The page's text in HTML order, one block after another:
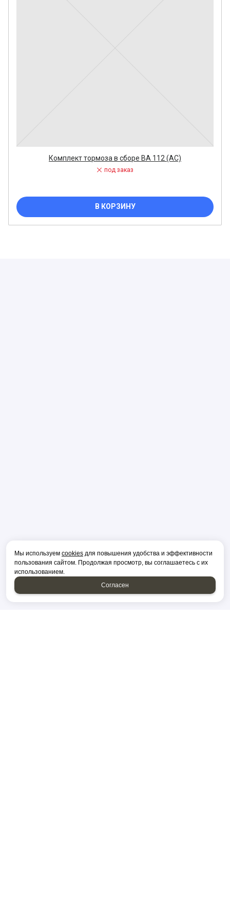
Комплект тормоза в сборе ВА 112 (АС)
под заказ
В КОРЗИНУ
Мы используем cookies для повышения удобства и эффективности
пользования сайтом. Продолжая просмотр, вы соглашаетесь с их
использованием.
Согласен